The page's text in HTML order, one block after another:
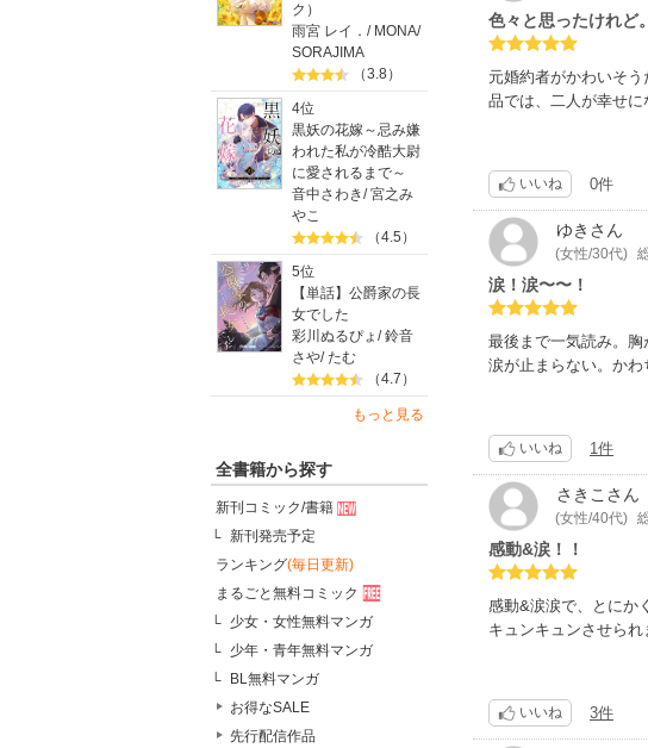
ク）
雨宮 レイ． / MONA/
SORAJIMA
（3.8）
4位
黒妖の花嫁～忌み嫌
われた私が冷酷大尉
に愛されるまで～
音中さわき/宮之み
やこ
（4.5）
5位
【単話】公爵家の長
女でした
彩川ぬるぴょ /鈴音
さや/たむ
（4.7）
もっと見る
全書籍から探す
新刊コミック/書籍
新刊発売予定
ランキング(毎日更新)
まるごと無料コミック
少女・女性無料マンガ
少年・青年無料マンガ
BL無料マンガ
お得なSALE
先行配信作品
色々と思ったけれど。
元婚約者がかわいそ
品では、二人が幸せに
いいね 0件
ゆき さん
(女性/30代)
涙！涙〜〜！
最後まで一気読み。胸
涙が止まらない。か
いいね 1件
さきこ さん
(女性/40代)
感動&涙！！
感動&涙涙で、とにか
キュンキュンさせられ
いいね 3件